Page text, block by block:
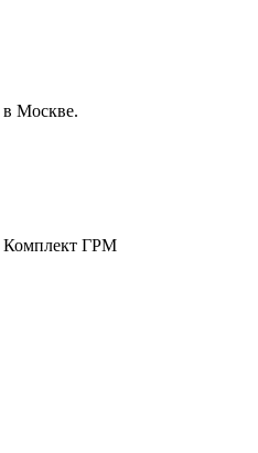
в Москве.
Комплект ГРМ